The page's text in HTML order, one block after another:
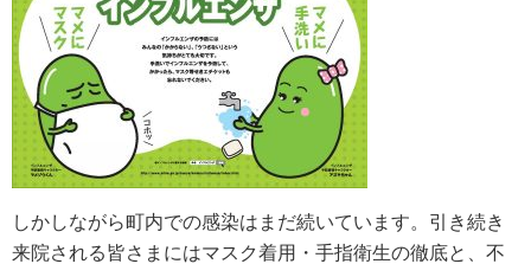
しかしながら町内での感染はまだ続いています。引き続き
来院される皆さまにはマスク着用・手指衛生の徹底と、不